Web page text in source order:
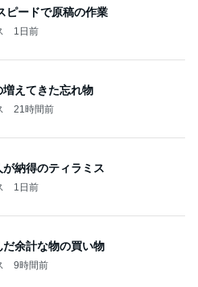
ピードで原稿の作業
1日前
増えてきた忘れ物
21時間前
納得のティラミス
1日前
余計な物の買い物
9時間前